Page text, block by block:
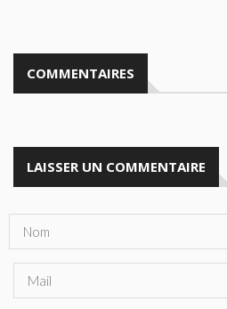
COMMENTAIRES
LAISSER UN COMMENTAIRE